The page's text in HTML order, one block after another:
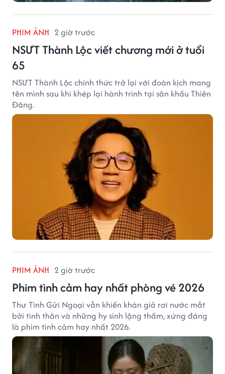
PHIM ẢNH 2 giờ trước
NSƯT Thành Lộc viết chương mới ở tuổi
65
NSƯT Thành Lộc chính thức trở lại với đoàn kịch mang
tên mình sau khi khép lại hành trình tại sân khấu Thiên
Đăng.
PHIM ẢNH 2 giờ trước
Phim tình cảm hay nhất phòng vé 2026
Thư Tình Gửi Ngoại vẫn khiến khán giả rơi nước mắt
bởi tình thân và những hy sinh lặng thầm, xứng đáng
là phim tình cảm hay nhất 2026.